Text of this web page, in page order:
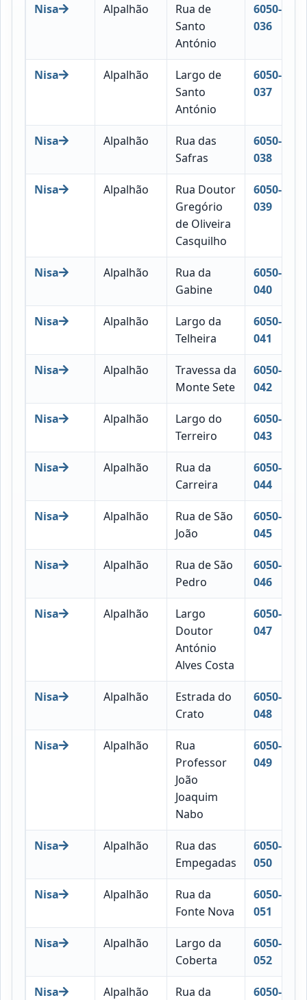
Nisa Alpalhão
Rua de
Santo
António
6050-
036
Nisa Alpalhão
Largo de
Santo
António
6050-
037
Nisa Alpalhão
Rua das
Safras
6050-
038
Nisa Alpalhão
Rua Doutor
Gregório
de Oliveira
Casquilho
6050-
039
Nisa Alpalhão
Rua da
Gabine
6050-
040
Nisa Alpalhão
Largo da
Telheira
6050-
041
Nisa Alpalhão
Travessa da
Monte Sete
6050-
042
Nisa Alpalhão
Largo do
Terreiro
6050-
043
Nisa Alpalhão
Rua da
Carreira
6050-
044
Nisa Alpalhão
Rua de São
João
6050-
045
Nisa Alpalhão
Rua de São
Pedro
6050-
046
Nisa Alpalhão
Largo
Doutor
António
Alves Costa
6050-
047
Nisa Alpalhão
Estrada do
Crato
6050-
048
Nisa Alpalhão
Rua
Professor
João
Joaquim
Nabo
6050-
049
Nisa Alpalhão
Rua das
Empegadas
6050-
050
Nisa Alpalhão
Rua da
Fonte Nova
6050-
051
Nisa Alpalhão
Largo da
Coberta
6050-
052
Nisa Alpalhão
Rua da
6050-